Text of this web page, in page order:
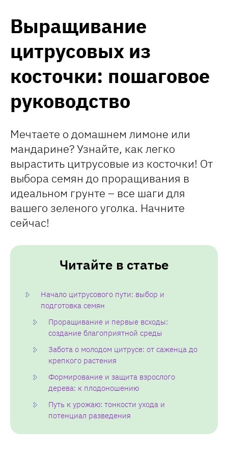
Выращивание
цитрусовых из
косточки: пошаговое
руководство
Мечтаете о домашнем лимоне или
мандарине? Узнайте, как легко
вырастить цитрусовые из косточки! От
выбора семян до проращивания в
идеальном грунте – все шаги для
вашего зеленого уголка. Начните
сейчас!
Читайте в статье
Начало цитрусового пути: выбор и
подготовка семян
Проращивание и первые всходы:
создание благоприятной среды
Забота о молодом цитрусе: от саженца до
крепкого растения
Формирование и защита взрослого
дерева: к плодоношению
Путь к урожаю: тонкости ухода и
потенциал разведения